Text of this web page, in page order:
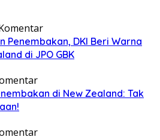
Penembakan, DKI Beri Warna
di JPO GBK
di New Zealand: Tak